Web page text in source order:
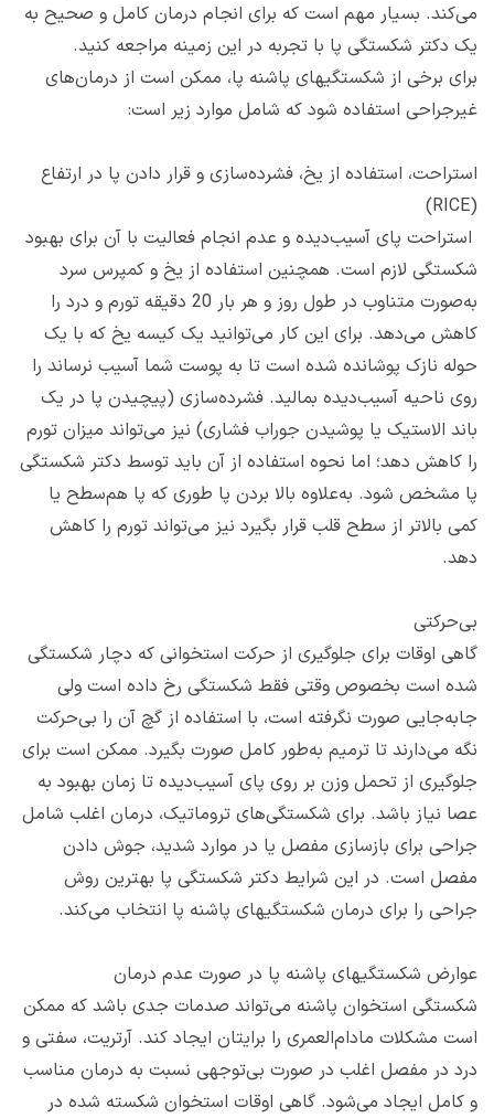
می‌کند. بسیار مهم است که برای انجام درمان کامل و صحیح به
یک دکتر شکستگی پا با تجربه در این زمینه مراجعه کنید.
برای برخی از شکستگی‎های‌ پاشنه پا، ممکن است از درمان‌های
غیرجراحی استفاده شود که شامل موارد زیر است:
استراحت، استفاده از یخ، فشرده‌سازی و قرار دادن پا در ارتفاع
(RICE)
استراحت پای آسیب‌دیده و عدم انجام فعالیت با آن برای بهبود
شکستگی لازم است. همچنین استفاده از یخ و کمپرس سرد
به‌صورت متناوب در طول روز و هر بار 20 دقیقه تورم و درد را
کاهش می‌دهد. برای این کار می‌توانید یک کیسه یخ که با یک
حوله نازک پوشانده شده است تا به پوست شما آسیب نرساند را
روی ناحیه آسیب‌دیده بمالید. فشرده‌سازی (پیچیدن پا در یک
باند الاستیک یا پوشیدن جوراب فشاری) نیز می‌تواند میزان تورم
را کاهش دهد؛ اما نحوه استفاده از آن باید توسط دکتر شکستگی
پا مشخص شود. به‌علاوه بالا بردن پا طوری که پا هم‌سطح یا
کمی بالاتر از سطح قلب قرار بگیرد نیز می‌تواند تورم را کاهش
دهد.
بی‌حرکتی
گاهی اوقات برای جلوگیری از حرکت استخوانی که دچار شکستگی
شده است بخصوص وقتی فقط شکستگی رخ داده است ولی
جابه‌جایی صورت نگرفته است، با استفاده از گچ آن را بی‌حرکت
نگه می‌دارند تا ترمیم به‌طور کامل صورت بگیرد. ممکن است برای
جلوگیری از تحمل وزن بر روی پای آسیب‌دیده تا زمان بهبود به
عصا نیاز باشد. برای شکستگی‌های تروماتیک، درمان اغلب شامل
جراحی برای بازسازی مفصل یا در موارد شدید، جوش دادن
مفصل است. در این شرایط دکتر شکستگی پا بهترین روش
جراحی را برای درمان شکستگی‎های‌ پاشنه پا انتخاب می‌کند.
عوارض شکستگی‎های‌ پاشنه پا در صورت عدم درمان
شکستگی استخوان پاشنه می‌تواند صدمات جدی باشد که ممکن
است مشکلات مادام‌العمری را برایتان ایجاد کند. آرتریت، سفتی و
درد در مفصل اغلب در صورت بی‌توجهی نسبت به درمان مناسب
و کامل ایجاد می‌شود. گاهی اوقات استخوان شکسته شده در